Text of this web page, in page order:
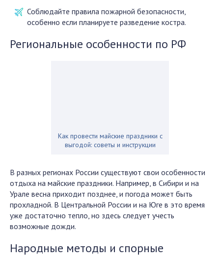
Соблюдайте правила пожарной безопасности,
особенно если планируете разведение костра.
Региональные особенности по РФ
Как провести майские праздники с
выгодой: советы и инструкции
В разных регионах России существуют свои особенности
отдыха на майские праздники. Например, в Сибири и на
Урале весна приходит позднее, и погода может быть
прохладной. В Центральной России и на Юге в это время
уже достаточно тепло, но здесь следует учесть
возможные дожди.
Народные методы и спорные